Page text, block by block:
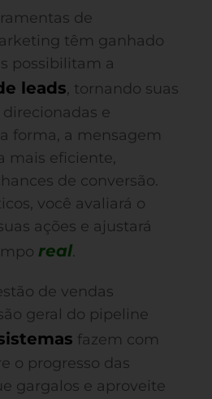
de
têm ganhado
possibilitam a
leads, tornando suas
e
forma, a mensagem
mais eficiente,
de conversão.
você avaliará o
ações e ajustará
real.
de vendas
geral do pipeline
fazem com
o progresso das
gargalos e aproveite